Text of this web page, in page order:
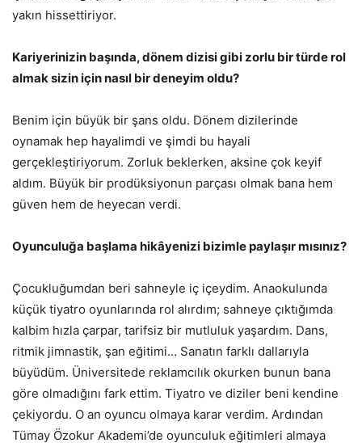
yakın hissettiriyor.
Kariyerinizin başında, dönem dizisi gibi zorlu bir türde rol
almak sizin için nasıl bir deneyim oldu?
Benim için büyük bir şans oldu. Dönem dizilerinde
oynamak hep hayalimdi ve şimdi bu hayali
gerçekleştiriyorum. Zorluk beklerken, aksine çok keyif
aldım. Büyük bir prodüksiyonun parçası olmak bana hem
güven hem de heyecan verdi.
Oyunculuğa başlama hikâyenizi bizimle paylaşır mısınız?
Çocukluğumdan beri sahneyle iç içeydim. Anaokulunda
küçük tiyatro oyunlarında rol alırdım; sahneye çıktığımda
kalbim hızla çarpar, tarifsiz bir mutluluk yaşardım. Dans,
ritmik jimnastik, şan eğitimi… Sanatın farklı dallarıyla
büyüdüm. Üniversitede reklamcılık okurken bunun bana
göre olmadığını fark ettim. Tiyatro ve diziler beni kendine
çekiyordu. O an oyuncu olmaya karar verdim. Ardından
Tümay Özokur Akademi’de oyunculuk eğitimleri almaya